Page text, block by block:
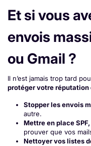
Et si vous
envois
ou Gmail ?
Il n’est jamais trop tard
protéger votre réputation
Stopper les envois
autre.
Mettre en place
prouver que vos
Nettoyer vos listes